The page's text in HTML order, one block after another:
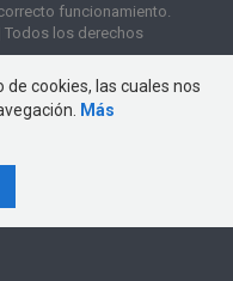
funcionamiento.
Todos los derechos
cookies, las cuales nos
Más